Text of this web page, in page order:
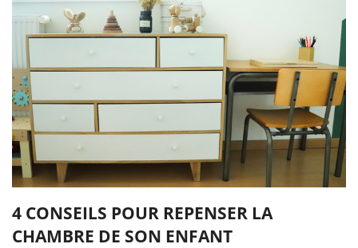
4 CONSEILS POUR REPENSER LA
CHAMBRE DE SON ENFANT